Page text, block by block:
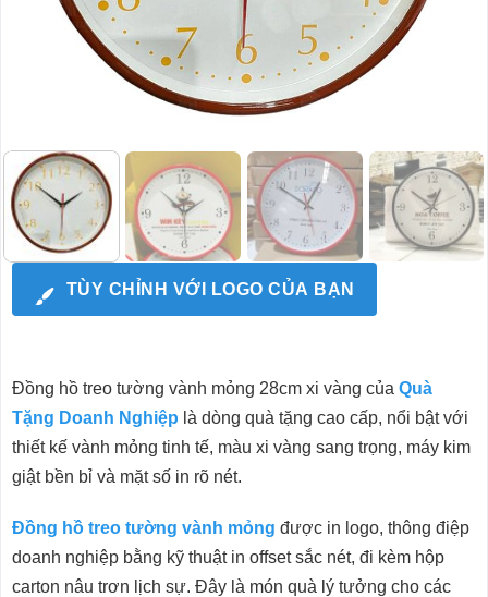
TÙY CHỈNH VỚI LOGO CỦA BẠN
Đồng hồ treo tường vành mỏng 28cm xi vàng của Quà
Tặng Doanh Nghiệp là dòng quà tặng cao cấp, nổi bật với
thiết kế vành mỏng tinh tế, màu xi vàng sang trọng, máy kim
giật bền bỉ và mặt số in rõ nét.
Đồng hồ treo tường vành mỏng được in logo, thông điệp
doanh nghiệp bằng kỹ thuật in offset sắc nét, đi kèm hộp
carton nâu trơn lịch sự. Đây là món quà lý tưởng cho các